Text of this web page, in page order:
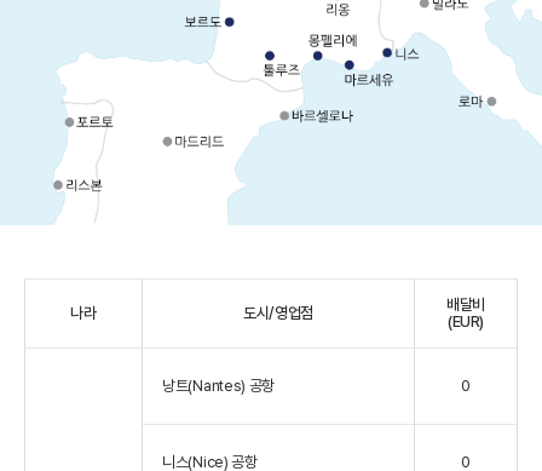
나라 도시/영업점
배달비
(EUR)
낭트(Nantes) 공항 0
니스(Nice) 공항 0